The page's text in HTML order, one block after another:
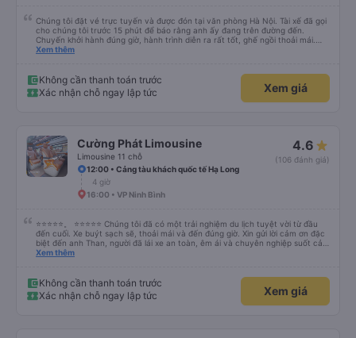
Chúng tôi đặt vé trực tuyến và được đón tại văn phòng Hà Nội. Tài xế đã gọi
cho chúng tôi trước 15 phút để báo rằng anh ấy đang trên đường đến.
Chuyến khởi hành đúng giờ, hành trình diễn ra rất tốt, ghế ngồi thoải mái.
Chúng tôi đã chọn trả khách ở Tam Cốc khi đặt xe trực tuyến, tài xế đã trả
Xem thêm
Không cần thanh toán trước
Xác nhận chỗ ngay lập tức
Xem giá
Cường Phát Limousine
Limousine 11 chỗ
4.6
(106 đánh giá)
12:00 • Cảng tàu khách quốc tế Hạ Long
4 giờ
16:00 • VP Ninh Bình
⭐⭐⭐⭐⭐。 ⭐⭐⭐⭐⭐ Chúng tôi đã có một trải nghiệm du lịch tuyệt vời từ đầu
đến cuối. Xe buýt sạch sẽ, thoải mái và đến đúng giờ. Xin gửi lời cảm ơn đặc
biệt đến anh Than, người đã lái xe an toàn, êm ái và chuyên nghiệp suốt cả
hành trình. Sự cẩn thận của anh ấy khiến chúng tôi cảm thấy thoải mái và
và luôn nhanh chóng trả lời các câu hỏi của chúng tôi. Mọi thứ đều được tổ
chức tốt, khiến chuyến đi của chúng tôi suôn sẻ, thú vị và hoàn toàn không
căng thẳng. Chúng tôi thực sự đánh giá cao dịch vụ tuyệt vời và rất khuyến
Xem thêm
Không cần thanh toán trước
Xác nhận chỗ ngay lập tức
Xem giá